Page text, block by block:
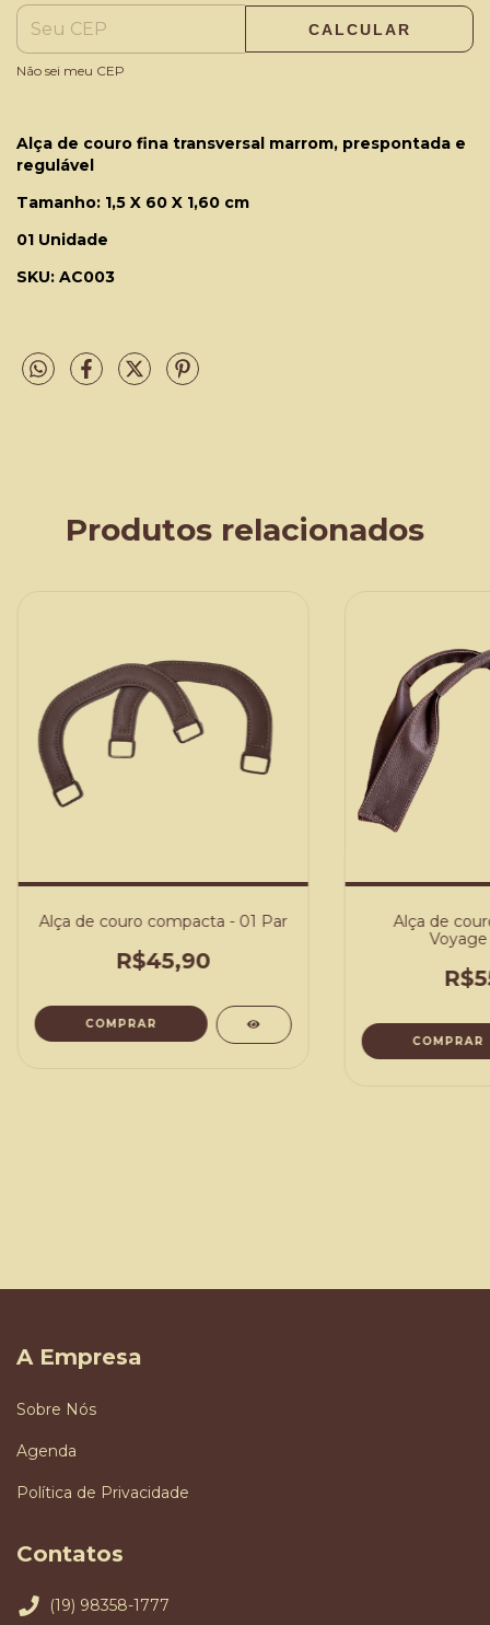
CALCULAR
Não sei meu CEP
Alça de couro fina transversal marrom, prespontada e
regulável
Tamanho: 1,5 X 60 X 1,60 cm
01 Unidade
SKU: AC003
Produtos relacionados
Alça de couro compacta - 01 Par
R$45,90
COMPRAR
Alça de
COMPRAR
A Empresa
Sobre Nós
Agenda
Política de Privacidade
Contatos
(19) 98358-1777